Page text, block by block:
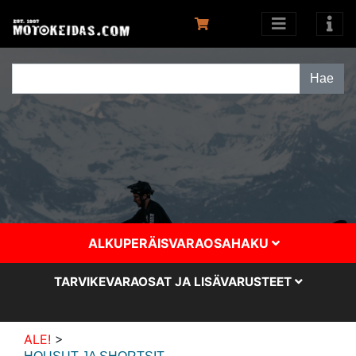
ALKUPERÄISVARAOSAHAKU
TARVIKEVARAOSAT JA LISÄVARUSTEET
ALE! >